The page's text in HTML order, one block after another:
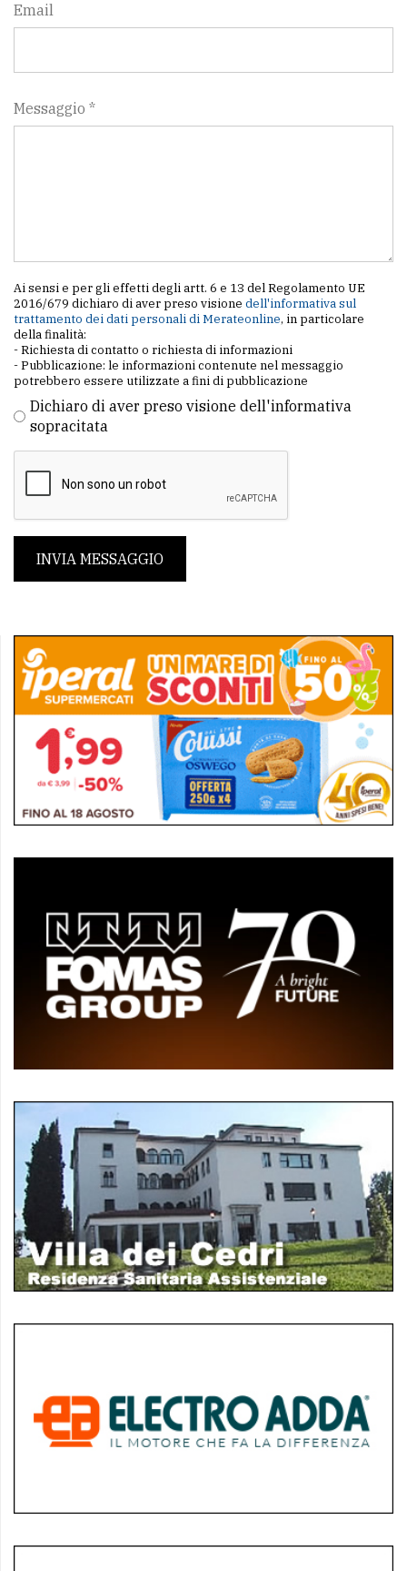
Email
Messaggio *
Ai sensi e per gli effetti degli artt. 6 e 13 del Regolamento UE
2016/679 dichiaro di aver preso visione dell'informativa sul
trattamento dei dati personali di Merateonline, in particolare
della finalità:
- Richiesta di contatto o richiesta di informazioni
- Pubblicazione: le informazioni contenute nel messaggio
potrebbero essere utilizzate a fini di pubblicazione
Dichiaro di aver preso visione dell'informativa
sopracitata
INVIA MESSAGGIO